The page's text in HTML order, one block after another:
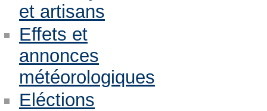
et artisans
Effets et
annonces
météorologiques
Eléctions